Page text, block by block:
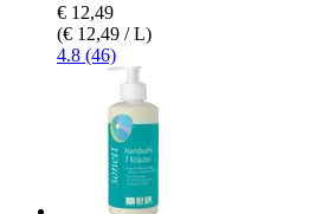
€ 12,49
(€ 12,49 / L)
4.8 (46)